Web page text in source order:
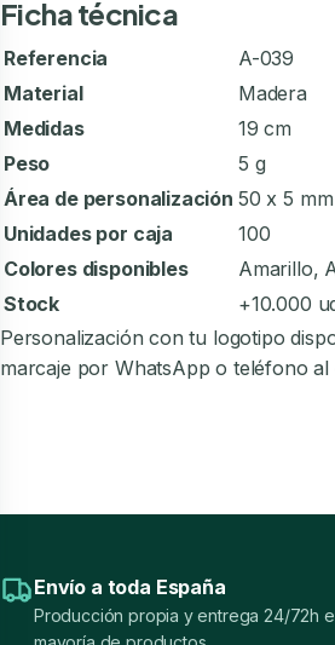
Ficha técnica
Referencia
A-039
Material
Madera
Medidas
19 cm
Peso
5 g
Área de personalización 50 x 5 mm
Unidades por caja
100
Colores disponibles
Amarillo,
Stock
+10.000
Personalización con tu logotipo
marcaje por WhatsApp o teléfono
Envío a toda España
Producción propia y entrega 24/72h